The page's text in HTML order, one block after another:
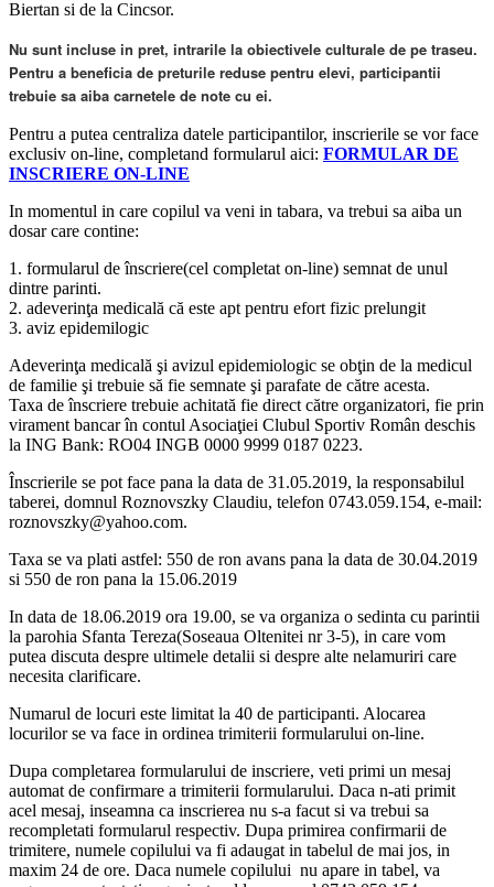
Biertan si de la Cincsor.
Nu sunt incluse in pret, intrarile la obiectivele culturale de pe traseu.
Pentru a beneficia de preturile reduse pentru elevi, participantii
trebuie sa aiba carnetele de note cu ei.
Pentru a putea centraliza datele participantilor, inscrierile se vor face
exclusiv on-line, completand formularul aici: FORMULAR DE
INSCRIERE ON-LINE
In momentul in care copilul va veni in tabara, va trebui sa aiba un
dosar care contine:
1. formularul de înscriere(cel completat on-line) semnat de unul
dintre parinti.
2. adeverinţa medicală că este apt pentru efort fizic prelungit
3. aviz epidemilogic
Adeverinţa medicală şi avizul epidemiologic se obţin de la medicul
de familie şi trebuie să fie semnate şi parafate de către acesta.
Taxa de înscriere trebuie achitată fie direct către organizatori, fie prin
virament bancar în contul Asociaţiei Clubul Sportiv Român deschis
la ING Bank: RO04 INGB 0000 9999 0187 0223.
Înscrierile se pot face pana la data de 31.05.2019, la responsabilul
taberei, domnul Roznovszky Claudiu, telefon 0743.059.154, e-mail:
roznovszky@yahoo.com.
Taxa se va plati astfel: 550 de ron avans pana la data de 30.04.2019
si 550 de ron pana la 15.06.2019
In data de 18.06.2019 ora 19.00, se va organiza o sedinta cu parintii
la parohia Sfanta Tereza(Soseaua Oltenitei nr 3-5), in care vom
putea discuta despre ultimele detalii si despre alte nelamuriri care
necesita clarificare.
Numarul de locuri este limitat la 40 de participanti. Alocarea
locurilor se va face in ordinea trimiterii formularului on-line.
Dupa completarea formularului de inscriere, veti primi un mesaj
automat de confirmare a trimiterii formularului. Daca n-ati primit
acel mesaj, inseamna ca inscrierea nu s-a facut si va trebui sa
recompletati formularul respectiv. Dupa primirea confirmarii de
trimitere, numele copilului va fi adaugat in tabelul de mai jos, in
maxim 24 de ore. Daca numele copilului nu apare in tabel, va